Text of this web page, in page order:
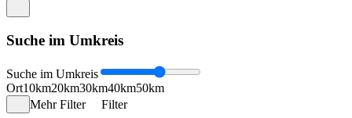
Suche im Umkreis
Suche im Umkreis
Ort10km20km30km40km50km
Mehr Filter
Filter